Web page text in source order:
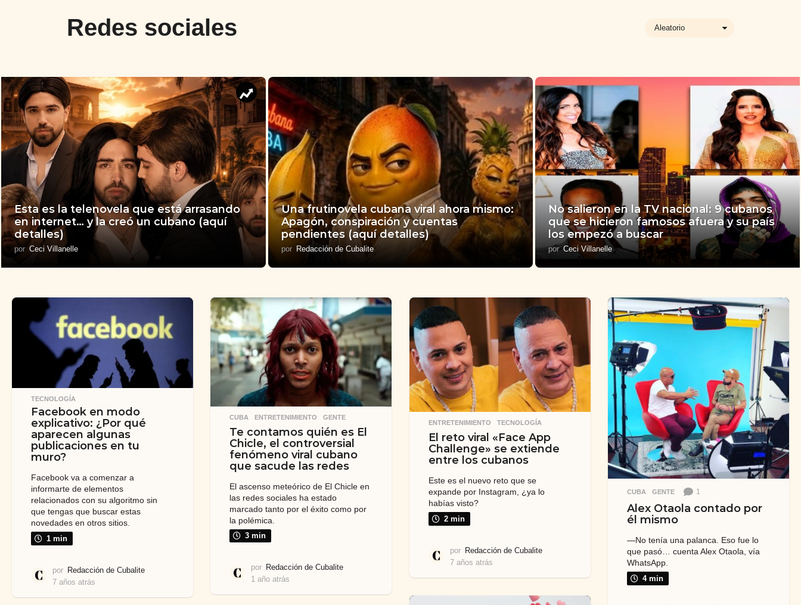
Redes sociales Aleatorio
Esta es la telenovela que está arrasando
en internet… y la creó un cubano (aquí
detalles)
por Ceci Villanelle
Una frutinovela cubana viral ahora mismo:
Apagón, conspiración y cuentas
pendientes (aquí detalles)
por Redacción de Cubalite
No salieron en la TV nacional: 9 cubanos
que se hicieron famosos afuera y su país
los empezó a buscar
por Ceci Villanelle
TECNOLOGÍA
Facebook en modo
explicativo: ¿Por qué
aparecen algunas
publicaciones en tu
muro?
Facebook va a comenzar a
informarte de elementos
relacionados con su algoritmo sin
que tengas que buscar estas
novedades en otros sitios.
1 min
por Redacción de Cubalite
7 años atrás
CUBA ,ENTRETENIMIENTO ,GENTE
Te contamos quién es El
Chicle, el controversial
fenómeno viral cubano
que sacude las redes
El ascenso meteórico de El Chicle en
las redes sociales ha estado
marcado tanto por el éxito como por
la polémica.
3 min
por Redacción de Cubalite
1 año atrás
ENTRETENIMIENTO ,TECNOLOGÍA
El reto viral «Face App
Challenge» se extiende
entre los cubanos
Este es el nuevo reto que se
expande por Instagram, ¿ya lo
habías visto?
2 min
por Redacción de Cubalite
7 años atrás
o
CUBA ,GENTE 1
Alex Otaola contado por
él mismo
—No tenía una palanca. Eso fue lo
que pasó… cuenta Alex Otaola, vía
WhatsApp.
4 min